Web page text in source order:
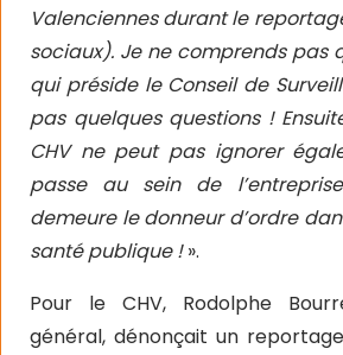
Valenciennes durant le
sociaux). Je ne comprends pas
qui préside le Conseil de
pas quelques questions !
CHV ne peut pas ignorer
passe au sein de
demeure le donneur d’ordre
santé publique !».
Pour le CHV, Rodolphe
général, dénonçait un